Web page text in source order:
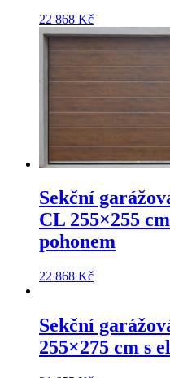
22 868 Kč
Sekční
CL 255×255 cm
pohonem
22 868 Kč
Sekční
255×275 cm s